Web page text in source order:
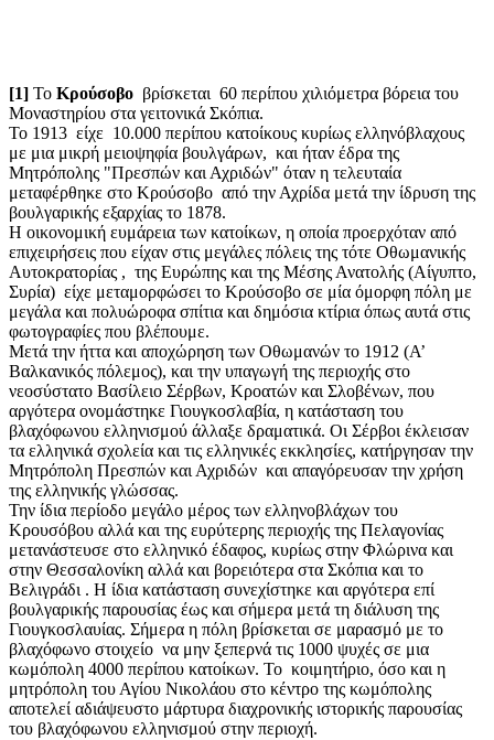
[1] Το Κρούσοβο βρίσκεται 60 περίπου χιλιόμετρα βόρεια του
Μοναστηρίου στα γειτονικά Σκόπια.
Το 1913 είχε 10.000 περίπου κατοίκους κυρίως ελληνόβλαχους
με μια μικρή μειοψηφία βουλγάρων, και ήταν έδρα της
Μητρόπολης "Πρεσπών και Αχριδών" όταν η τελευταία
μεταφέρθηκε στο Κρούσοβο από την Αχρίδα μετά την ίδρυση της
βουλγαρικής εξαρχίας το 1878.
Η οικονομική ευμάρεια των κατοίκων, η οποία προερχόταν από
επιχειρήσεις που είχαν στις μεγάλες πόλεις της τότε Οθωμανικής
Αυτοκρατορίας , της Ευρώπης και της Μέσης Ανατολής (Αίγυπτο,
Συρία) είχε μεταμορφώσει το Κρούσοβο σε μία όμορφη πόλη με
μεγάλα και πολυώροφα σπίτια και δημόσια κτίρια όπως αυτά στις
φωτογραφίες που βλέπουμε.
Μετά την ήττα και αποχώρηση των Οθωμανών το 1912 (Α’
Βαλκανικός πόλεμος), και την υπαγωγή της περιοχής στο
νεοσύστατο Βασίλειο Σέρβων, Κροατών και Σλοβένων, που
αργότερα ονομάστηκε Γιουγκοσλαβία, η κατάσταση του
βλαχόφωνου ελληνισμού άλλαξε δραματικά. Οι Σέρβοι έκλεισαν
τα ελληνικά σχολεία και τις ελληνικές εκκλησίες, κατήργησαν την
Μητρόπολη Πρεσπών και Αχριδών και απαγόρευσαν την χρήση
της ελληνικής γλώσσας.
Την ίδια περίοδο μεγάλο μέρος των ελληνοβλάχων του
Κρουσόβου αλλά και της ευρύτερης περιοχής της Πελαγονίας
μετανάστευσε στο ελληνικό έδαφος, κυρίως στην Φλώρινα και
στην Θεσσαλονίκη αλλά και βορειότερα στα Σκόπια και το
Βελιγράδι . Η ίδια κατάσταση συνεχίστηκε και αργότερα επί
βουλγαρικής παρουσίας έως και σήμερα μετά τη διάλυση της
Γιουγκοσλαυίας. Σήμερα η πόλη βρίσκεται σε μαρασμό με το
βλαχόφωνο στοιχείο να μην ξεπερνά τις 1000 ψυχές σε μια
κωμόπολη 4000 περίπου κατοίκων. Το κοιμητήριο, όσο και η
μητρόπολη του Αγίου Νικολάου στο κέντρο της κωμόπολης
αποτελεί αδιάψευστο μάρτυρα διαχρονικής ιστορικής παρουσίας
του βλαχόφωνου ελληνισμού στην περιοχή.